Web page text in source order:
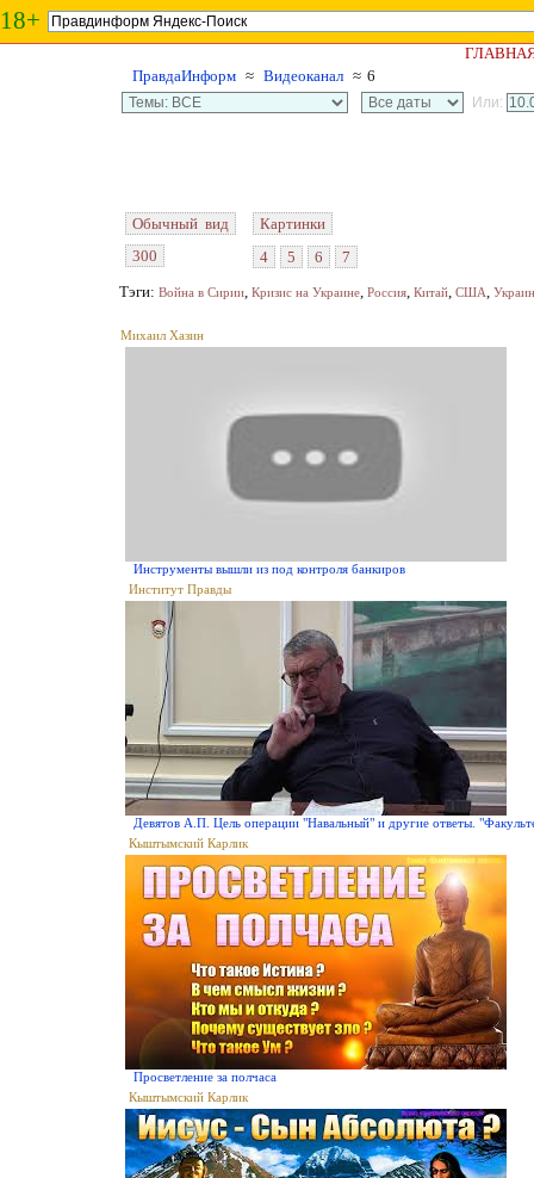
18+
ПравдаИнформ ≈ Видеоканал ≈ 6
Или:
Обычный вид
300
Картинки
4
5 6 7
Тэги: Война в Сирии, Кризис на Украине, Россия, Китай, США,
Михаил Хазин
Инструменты вышли из под контроля банкиров
Институт Правды
Девятов А.П. Цель операции "Навальный" и другие ответы.
Кыштымский Карлик
Просветление за полчаса
Кыштымский Карлик